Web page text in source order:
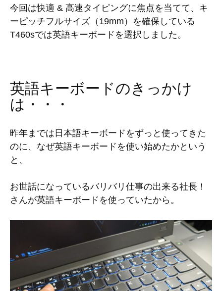
今回は快適 & 高速タイピングに焦点を当てて、キ
ーピッチフルサイズ（19mm）を確保している
T460sでは英語キーボードを選択しました。
英語キーボードのきっかけ
は・・・
昨年までは日本語キーボードをずっと使ってきた
のに、なぜ英語キーボードを使い始めたかという
と、
お世話になっているバリバリ仕事の出来る社長！
さんが英語キーボードを使っていたから。